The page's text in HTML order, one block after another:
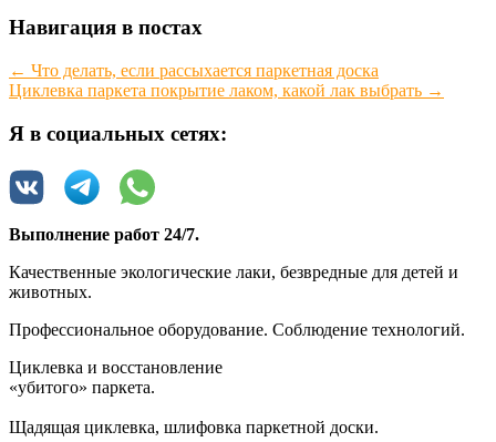
Навигация в постах
← Что делать, если рассыхается паркетная доска
Циклевка паркета покрытие лаком, какой лак выбрать →
Я в социальных сетях:
Выполнение работ 24/7.
Качественные экологические лаки, безвредные для детей и
животных.
Профессиональное оборудование. Соблюдение технологий.
Циклевка и восстановление
«убитого»‎ паркета.
Щадящая циклевка, шлифовка паркетной доски.